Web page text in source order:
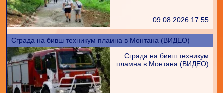
09.08.2026 17:55
Сграда на бивш техникум пламна в Монтана (ВИДЕО)
Сграда на бивш техникум
пламна в Монтана (ВИДЕО)